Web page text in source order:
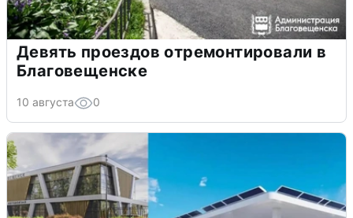
Девять проездов отремонтировали в
Благовещенске
10 августа 0